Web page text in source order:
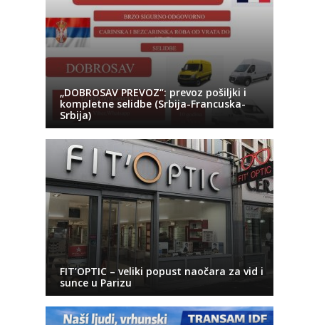
„DOBROSAV PREVOZ“: prevoz pošiljki i
kompletne selidbe (Srbija-Francuska-
Srbija)
FIT’OPTIC – veliki popust naočara za vid i
sunce u Parizu